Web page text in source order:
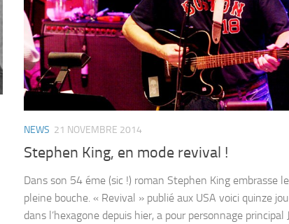
NEWS 21 NOVEMBRE 2014
Stephen King, en mode revival !
Dans son 54 éme (sic !) roman Stephen King embrasse
pleine bouche. « Revival » publié aux USA voici quinze
dans l’hexagone depuis hier, a pour personnage principal